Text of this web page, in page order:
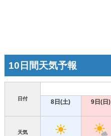
10日間天気予報
日付 8日(土) 9日(日)
天気